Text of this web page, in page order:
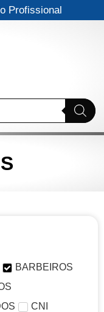
Profissional
BARBEIROS
CNI